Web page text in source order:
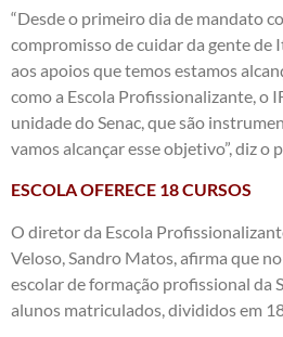
“Desde o primeiro dia de mandato
compromisso de cuidar da gente de
aos apoios que temos estamos
como a Escola Profissionalizante, o
unidade do Senac, que são
vamos alcançar esse objetivo”, diz
ESCOLA OFERECE 18 CURSOS
O diretor da Escola
Veloso, Sandro Matos, afirma que
escolar de formação profissional da
alunos matriculados, divididos em